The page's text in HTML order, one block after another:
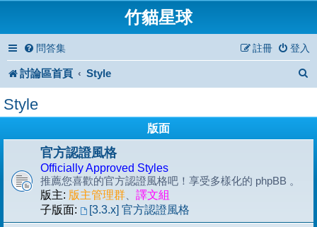
竹貓星球
問答集 登入
註冊
討論區首頁 Style
Style
版面
官方認證風格
Officially Approved Styles
推薦您喜歡的官方認證風格吧！享受多樣化的 phpBB 。
版主: 版主管理群
譯文組
子版面:
[3.3.x] 官方認證風格